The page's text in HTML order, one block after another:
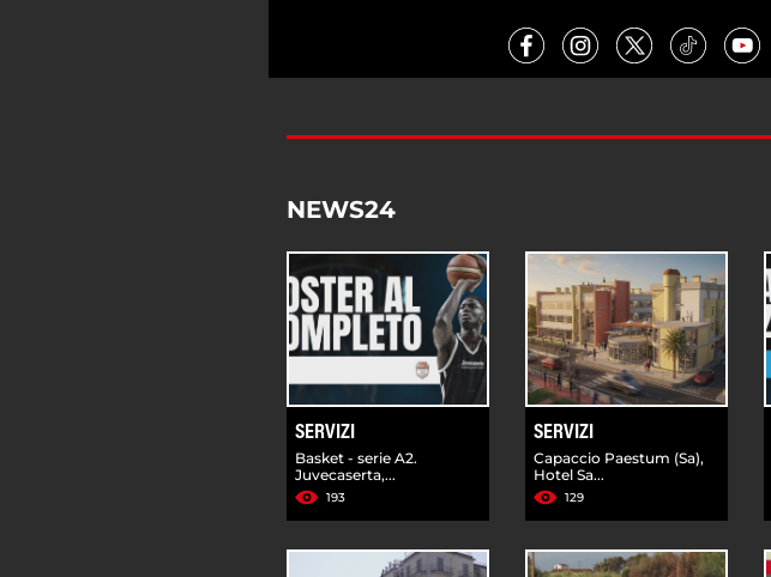
NEWS24
SERVIZI
Basket - serie A2.
Juvecaserta,...
193
SERVIZI
Capaccio Paestum (Sa),
Hotel Sa...
129